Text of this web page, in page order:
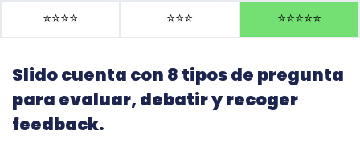
⭐️⭐️⭐️⭐️ ⭐️⭐️⭐️ ⭐️⭐️⭐️⭐️⭐️
Slido cuenta con 8 tipos de pregunta
para evaluar, debatir y recoger
feedback.